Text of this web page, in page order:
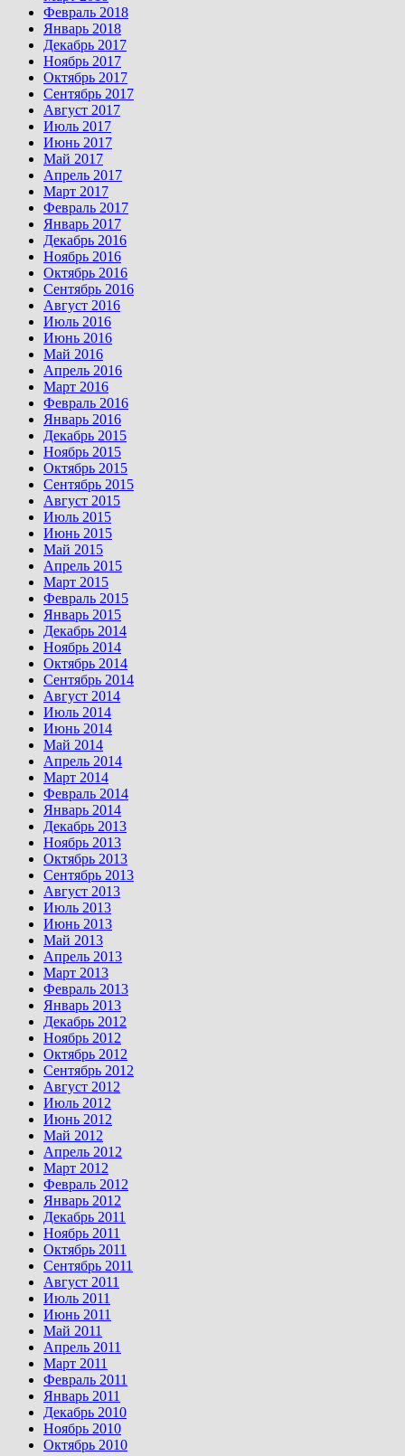
Февраль 2018
Январь 2018
Декабрь 2017
Ноябрь 2017
Октябрь 2017
Сентябрь 2017
Август 2017
Июль 2017
Июнь 2017
Май 2017
Апрель 2017
Март 2017
Февраль 2017
Январь 2017
Декабрь 2016
Ноябрь 2016
Октябрь 2016
Сентябрь 2016
Август 2016
Июль 2016
Июнь 2016
Май 2016
Апрель 2016
Март 2016
Февраль 2016
Январь 2016
Декабрь 2015
Ноябрь 2015
Октябрь 2015
Сентябрь 2015
Август 2015
Июль 2015
Июнь 2015
Май 2015
Апрель 2015
Март 2015
Февраль 2015
Январь 2015
Декабрь 2014
Ноябрь 2014
Октябрь 2014
Сентябрь 2014
Август 2014
Июль 2014
Июнь 2014
Май 2014
Апрель 2014
Март 2014
Февраль 2014
Январь 2014
Декабрь 2013
Ноябрь 2013
Октябрь 2013
Сентябрь 2013
Август 2013
Июль 2013
Июнь 2013
Май 2013
Апрель 2013
Март 2013
Февраль 2013
Январь 2013
Декабрь 2012
Ноябрь 2012
Октябрь 2012
Сентябрь 2012
Август 2012
Июль 2012
Июнь 2012
Май 2012
Апрель 2012
Март 2012
Февраль 2012
Январь 2012
Декабрь 2011
Ноябрь 2011
Октябрь 2011
Сентябрь 2011
Август 2011
Июль 2011
Июнь 2011
Май 2011
Апрель 2011
Март 2011
Февраль 2011
Январь 2011
Декабрь 2010
Ноябрь 2010
Октябрь 2010